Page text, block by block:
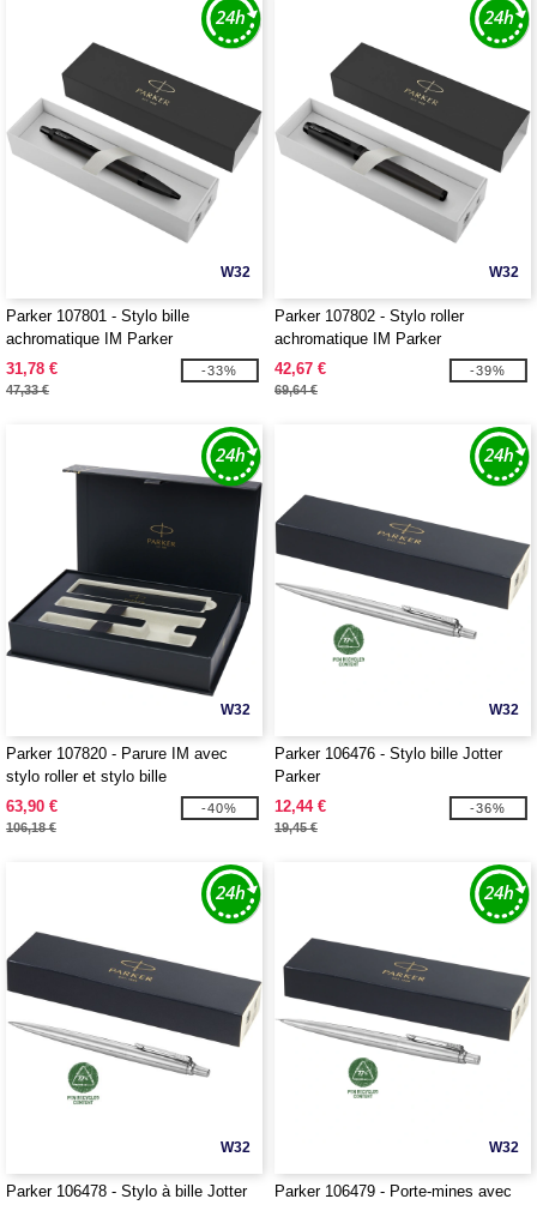
W32
Parker 107801 - Stylo bille
achromatique IM Parker
31,78 €
47,33 €
-33%
W32
Parker 107802 - Stylo roller
achromatique IM Parker
42,67 €
69,64 €
-39%
W32
Parker 107820 - Parure IM avec
stylo roller et stylo bille
achromatiques Parker
63,90 €
106,18 €
-40%
W32
Parker 106476 - Stylo bille Jotter
Parker
12,44 €
19,45 €
-36%
W32
Parker 106478 - Stylo à bille Jotter
W32
Parker 106479 - Porte-mines avec